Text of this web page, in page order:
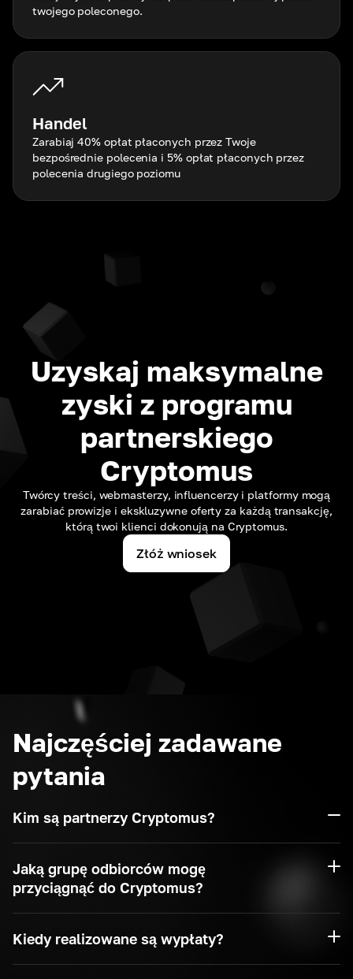
twojego poleconego.
Handel
Zarabiaj 40% opłat płaconych przez Twoje
bezpośrednie polecenia i 5% opłat płaconych przez
polecenia drugiego poziomu
Uzyskaj maksymalne
zyski z programu
partnerskiego
Cryptomus
Twórcy treści, webmasterzy, influencerzy i platformy mogą
zarabiać prowizje i ekskluzywne oferty za każdą transakcję,
którą twoi klienci dokonują na Cryptomus.
Złóż wniosek
Najczęściej zadawane
pytania
Kim są partnerzy Cryptomus?
Jaką grupę odbiorców mogę
przyciągnąć do Cryptomus?
Kiedy realizowane są wypłaty?